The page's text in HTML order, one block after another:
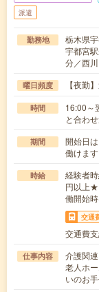
派遣
勤務地
栃木県
宇都宮
分／西
曜日頻度 【夜勤
時間
16:00～
と合わ
期間
開始日
働けます
時給
経験者
円以上★
働開始
交通
交通費
仕事内容
介護関連
老人ホ
いのお